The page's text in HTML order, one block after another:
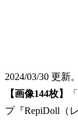
2024/03/30 更新。
【画像144枚】
プ『RepiDoll（